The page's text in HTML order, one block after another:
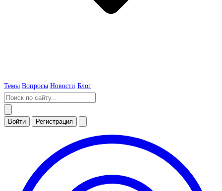
Темы Вопросы Новости Блог
Войти Регистрация